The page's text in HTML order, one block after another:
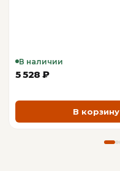
В наличии
5 528 ₽
В корзину